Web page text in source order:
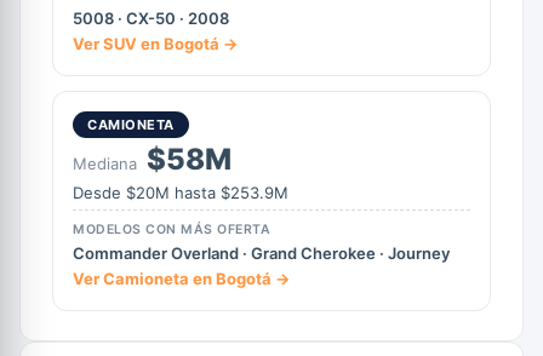
5008 · CX-50 · 2008
Ver SUV en Bogotá →
CAMIONETA
Mediana $58M
Desde $20M hasta $253.9M
MODELOS CON MÁS OFERTA
Commander Overland · Grand Cherokee · Journey
Ver Camioneta en Bogotá →